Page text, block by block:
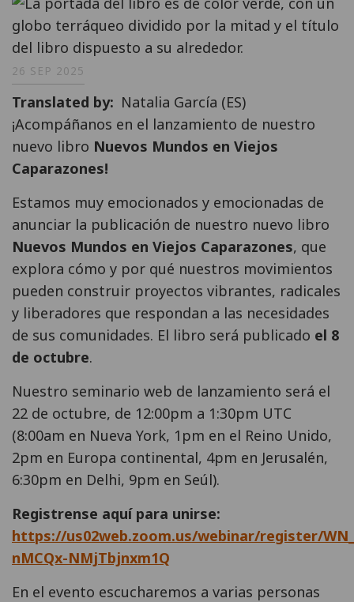
26 SEP 2025
Translated by
Natalia García (ES)
¡Acompáñanos en el lanzamiento de nuestro
nuevo libro Nuevos Mundos en Viejos
Caparazones!
Estamos muy emocionados y emocionadas de
anunciar la publicación de nuestro nuevo libro
Nuevos Mundos en Viejos Caparazones, que
explora cómo y por qué nuestros movimientos
pueden construir proyectos vibrantes, radicales
y liberadores que respondan a las necesidades
de sus comunidades. El libro será publicado el 8
de octubre.
Nuestro seminario web de lanzamiento será el
22 de octubre, de 12:00pm a 1:30pm UTC
(8:00am en Nueva York, 1pm en el Reino Unido,
2pm en Europa continental, 4pm en Jerusalén,
6:30pm en Delhi, 9pm en Seúl).
Registrense aquí para unirse:
https://us02web.zoom.us/webinar/register/
nMCQx-NMjTbjnxm1Q
En el evento escucharemos a varias personas